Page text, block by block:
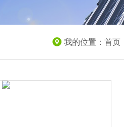
我的位置： 首页